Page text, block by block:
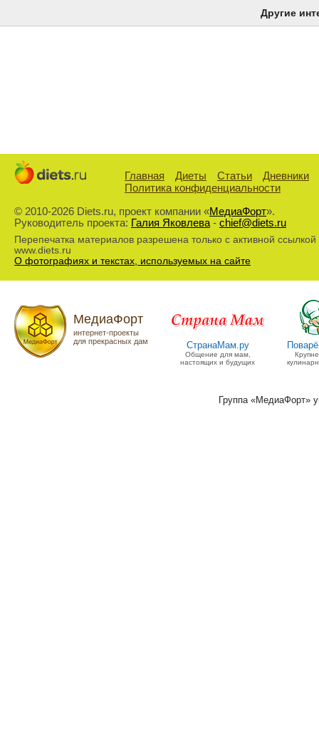
Другие
Главная Диеты Статьи
Дневники
Политика конфиденциальности
© 2010-2026 Diets.ru, проект компании «МедиаФорт».
Руководитель проекта: Галия Яковлева- chief@diets.ru
Перепечатка материалов разрешена только с активной ссылкой
www.diets.ru
О фотографиях и текстах, используемых на сайте
МедиаФорт
интернет-проекты
для прекрасных дам
СтранаМам.ру
Общение для мам,
настоящих и будущих
Группа «МедиаФорт»